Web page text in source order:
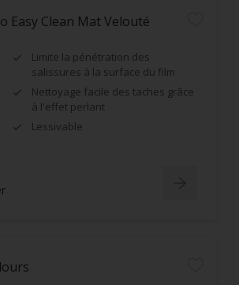
Easy Clean Mat Velouté
Limite la pénétration des
salissures à la surface du film
Nettoyage facile des taches grâce
à l'effet perlant
Lessivable